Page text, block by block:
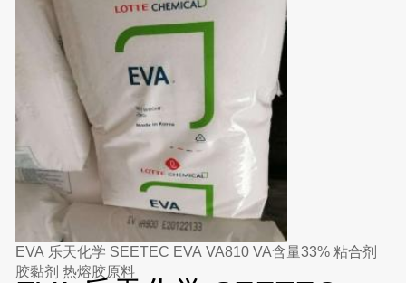
EVA 乐天化学 SEETEC EVA VA810 VA含量33% 粘合剂
胶黏剂 热熔胶原料